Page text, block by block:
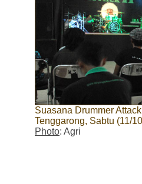
Suasana Drummer
Tenggarong, Sabtu (11/
Photo: Agri